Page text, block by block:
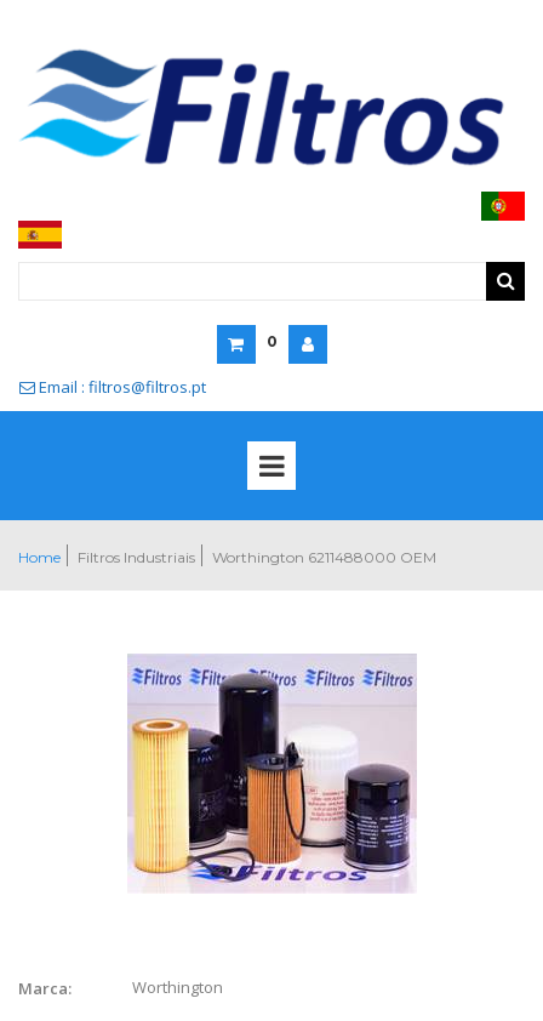
0
 Email : filtros@filtros.pt
Home Filtros Industriais Worthington 6211488000 OEM
Marca: Worthington